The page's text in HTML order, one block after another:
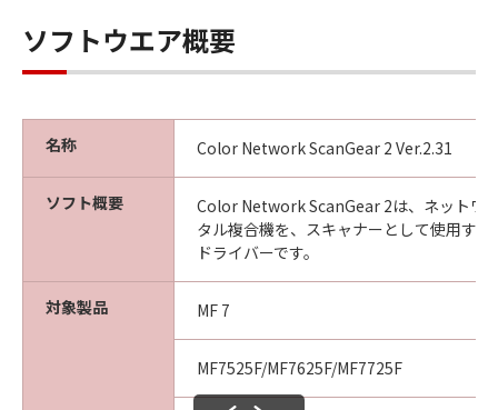
キヤノン株式会社
ソフトウエア概要
名称 Color Network ScanGear 2 Ver.2.31
ソフト概要
Color Network ScanGear 2は、ネットワ
タル複合機を、スキャナーとして使用す
ドライバーです。
対象製品 MF 7
MF7525F/MF7625F/MF7725F